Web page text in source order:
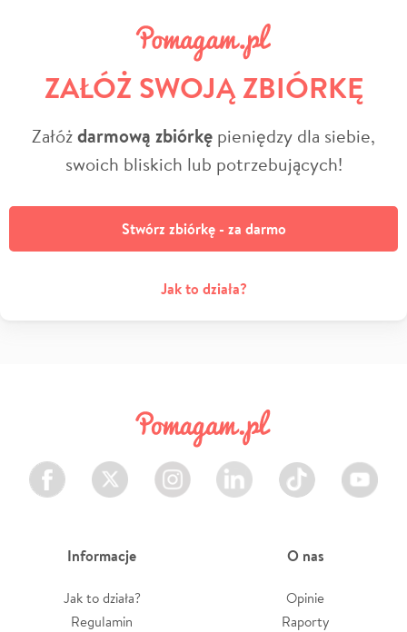
ZAŁÓŻ SWOJĄ ZBIÓRKĘ
Załóżdarmową zbiórkę pieniędzy dla siebie,
swoich bliskich lub potrzebujących!
Stwórz zbiórkę - za darmo
Jak to działa?
Facebook Twitter Instagram LinkedIn TikTok Youtube
Informacje
Jak to działa?
Regulamin
O nas
Opinie
Raporty